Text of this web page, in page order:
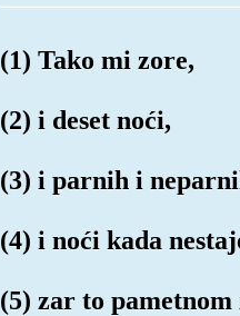
(1) Tako mi zore,
(2) i deset noći,
(3) i parnih i
(4) i noći kada
(5) zar to